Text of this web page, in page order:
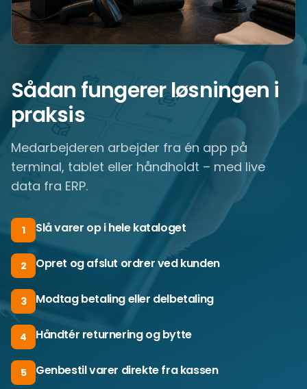
Sådan fungerer løsningen i
praksis
Medarbejderen arbejder fra én app på
terminal, tablet eller håndholdt – med live
data fra ERP.
1 Slå varer op i hele kataloget
2 Opret og afslut ordrer ved kunden
3 Modtag betaling eller delbetaling
4 Håndtér returnering og bytte
5 Genbestil varer direkte fra kassen